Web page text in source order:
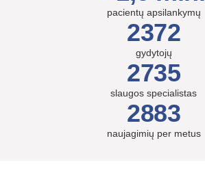
pacientų apsilankymų
2372
gydytojų
2735
slaugos specialistas
2883
naujagimių per metus